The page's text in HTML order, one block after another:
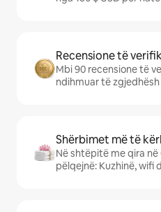
Recensione të
Mbi 90 recensione të
ndihmuar të zgjedhësh
Shërbimet më të
Në shtëpitë me qira
pëlqejnë: Kuzhinë, wifi